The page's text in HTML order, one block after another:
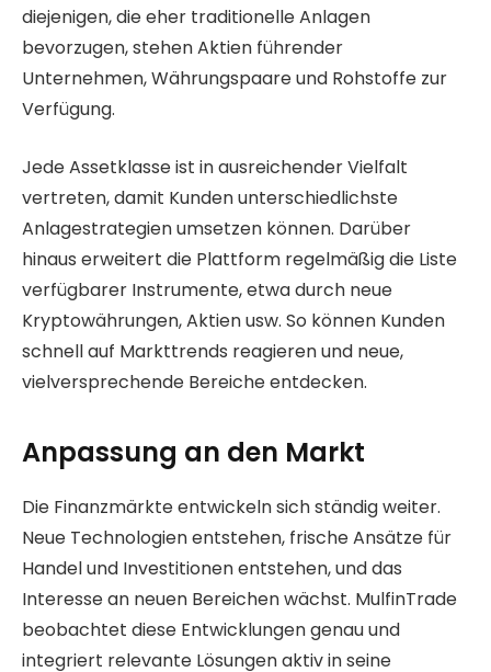
diejenigen, die eher traditionelle Anlagen
bevorzugen, stehen Aktien führender
Unternehmen, Währungspaare und Rohstoffe zur
Verfügung.
Jede Assetklasse ist in ausreichender Vielfalt
vertreten, damit Kunden unterschiedlichste
Anlagestrategien umsetzen können. Darüber
hinaus erweitert die Plattform regelmäßig die Liste
verfügbarer Instrumente, etwa durch neue
Kryptowährungen, Aktien usw. So können Kunden
schnell auf Markttrends reagieren und neue,
vielversprechende Bereiche entdecken.
Anpassung an den Markt
Die Finanzmärkte entwickeln sich ständig weiter.
Neue Technologien entstehen, frische Ansätze für
Handel und Investitionen entstehen, und das
Interesse an neuen Bereichen wächst. MulfinTrade
beobachtet diese Entwicklungen genau und
integriert relevante Lösungen aktiv in seine